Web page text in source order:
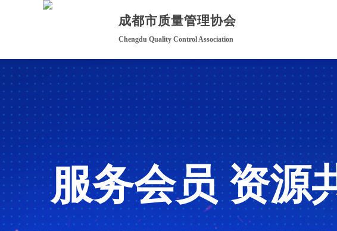
成都市质量管理协会
Chengdu Quality Control Association
服务会员 资源